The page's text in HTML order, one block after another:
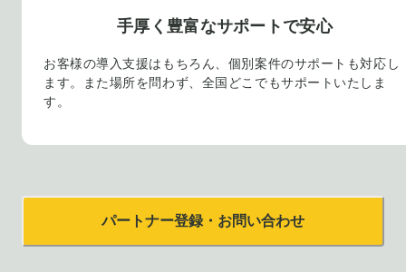
手厚く豊富なサポートで安心
お客様の導入支援はもちろん、個別案件のサポートも対応し
ます。また場所を問わず、全国どこでもサポートいたしま
す。
パートナー登録・お問い合わせ